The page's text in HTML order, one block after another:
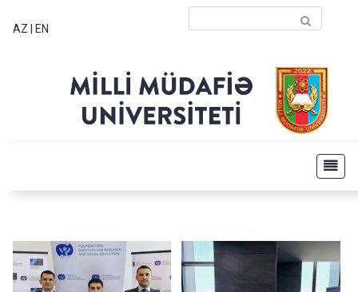
AZ EN